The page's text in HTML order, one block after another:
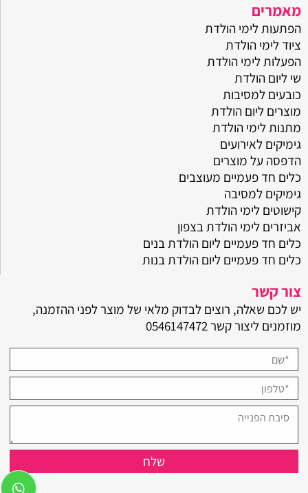
מאמרים
הפתעות לימי הולדת
ציוד לימי הולדת
הפעלות לימי הולדת
שי ליום הולדת
כובעים למסיבות
מוצרים ליום הולדת
מתנות לימי הולדת
גימיקים לאירועים
הדפסה על מוצרים
כלים חד פעמיים מעוצבים
גימיקים למסיבה
קישוטים לימי הולדת
אביזרים לימי הולדת בצפון
כלים חד פעמיים ליום הולדת בנים
כלים חד פעמיים ליום הולדת בנות
צור קשר
יש לכם שאלה, רוצים לבדוק מלאי של מוצר לפני ההזמנה,
מוזמנים ליצור קשר0546147472